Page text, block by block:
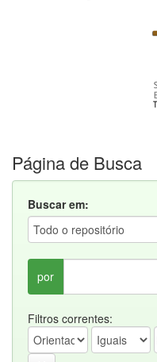
Página de Busca
Buscar em:
por
Filtros correntes: